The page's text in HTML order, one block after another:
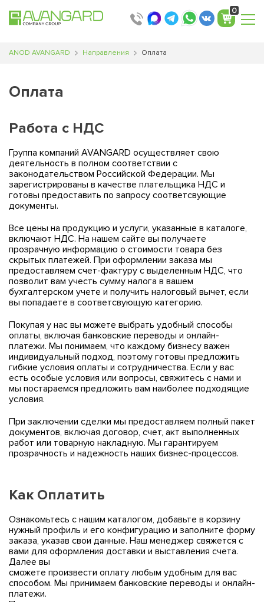
0
ANOD AVANGARD Направления Оплата
Оплата
Работа с НДС
Группа компаний AVANGARD осуществляет свою
деятельность в полном соответствии с
законодательством Российской Федерации. Мы
зарегистрированы в качестве плательщика НДС и
готовы предоставить по запросу соответсвующие
документы.
Все цены на продукцию и услуги, указанные в каталоге,
включают НДС. На нашем сайте вы получаете
прозрачную информацию о стоимости товара без
скрытых платежей. При оформлении заказа мы
предоставляем счет-фактуру с выделенным НДС, что
позволит вам учесть сумму налога в вашем
бухгалтерском учете и получить налоговый вычет, если
вы попадаете в соответсвующую категорию.
Покупая у нас вы можете выбрать удобный способы
оплаты, включая банковские переводы и онлайн-
платежи. Мы понимаем, что каждому бизнесу важен
индивидуальный подход, поэтому готовы предложить
гибкие условия оплаты и сотрудничества. Если у вас
есть особые условия или вопросы, свяжитесь с нами и
мы постараемся предложить вам наиболее подходящие
условия.
При заключении сделки мы предоставляем полный пакет
документов, включая договор, счет, акт выполненных
работ или товарную накладную. Мы гарантируем
прозрачность и надежность наших бизнес-процессов.
Как Оплатить
Ознакомьтесь с нашим каталогом, добавьте в корзину
нужный профиль и его конфигурацию и заполните форму
заказа, указав свои данные. Наш менеджер свяжется с
вами для оформления доставки и выставления счета.
Далее вы
сможете произвести оплату любым удобным для вас
способом. Мы принимаем банковские переводы и онлайн-
платежи.